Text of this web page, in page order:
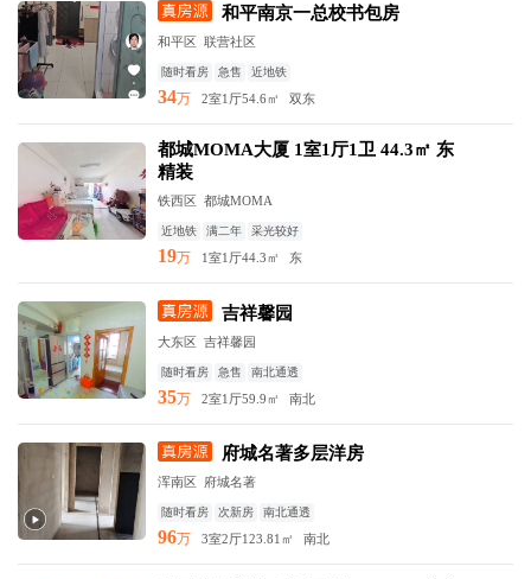
和平南京一总校书包房
和平区 联营社区
随时看房 急售 近地铁
34万 2室1厅54.6㎡ 双东
都城MOMA大厦 1室1厅1卫 44.3㎡ 东
精装
铁西区 都城MOMA
近地铁 满二年 采光较好
19万 1室1厅44.3㎡ 东
吉祥馨园
大东区 吉祥馨园
随时看房 急售 南北通透
35万 2室1厅59.9㎡ 南北
府城名著多层洋房
浑南区 府城名著
随时看房 次新房 南北通透
96万 3室2厅123.81㎡ 南北